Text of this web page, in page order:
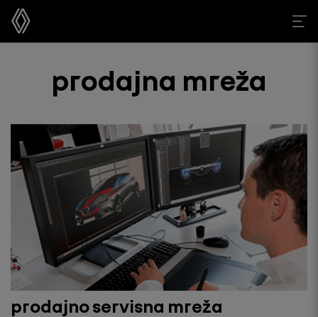
prodajna mreža
prodajno servisna mreža